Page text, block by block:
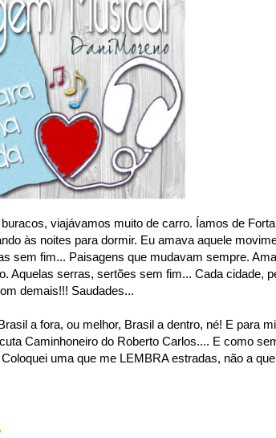
viajávamos muito de carro. Íamos de
às noites para dormir. Eu amava aquele
sem fim... Paisagens que mudavam sempre.
Aquelas serras, sertões sem fim... Cada cidade,
demais!!! Saudades...
a fora, ou melhor, Brasil a dentro, né! E para
Caminhoneiro do Roberto Carlos.... E como
uma que me LEMBRA estradas, não a